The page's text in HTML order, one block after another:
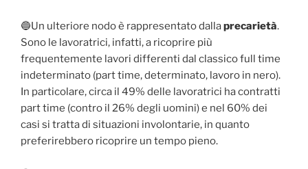
🔵Un ulteriore nodo è rappresentato dallaprecarietà.
Sono le lavoratrici, infatti, a ricoprire più
frequentemente lavori differenti dal classico full time
indeterminato (part time, determinato, lavoro in nero).
In particolare, circa il 49% delle lavoratrici ha contratti
part time (contro il 26% degli uomini) e nel 60% dei
casi si tratta di situazioni involontarie, in quanto
preferirebbero ricoprire un tempo pieno.